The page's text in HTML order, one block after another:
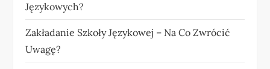
Językowych?
Zakładanie Szkoły Językowej – Na Co Zwrócić
Uwagę?